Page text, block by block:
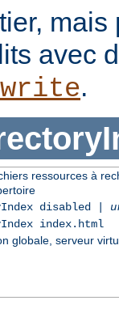
avec
.
ressources à
disabled |
index.html
globale, serveur